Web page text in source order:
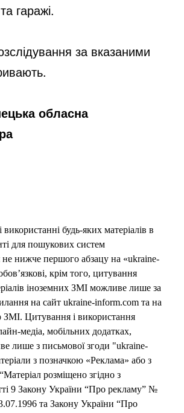
гаражі.
за вказаними
обласна
будь-яких матеріалів в
для пошукових систем
не нижче першого абзацу на «ukraine-
крім того, цитування
іноземних ЗМІ можливе лише за
на сайт ukraine-inform.com та на
ЗМІ. Цитування і використання
медіа, мобільних додатках,
лише з письмової згоди "ukraine-
з позначкою «Реклама» або з
розміщено згідно з
9 Закону України “Про рекламу” №
та Закону України “Про